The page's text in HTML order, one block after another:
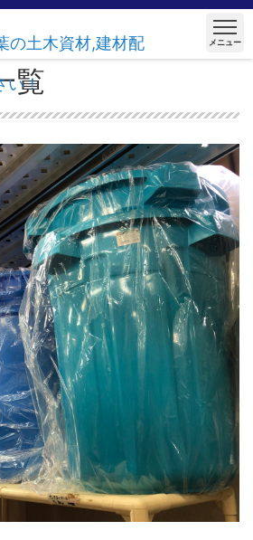
の土木資材,建材配
い！
メニュー
覧